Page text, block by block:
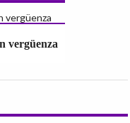
vergüenza